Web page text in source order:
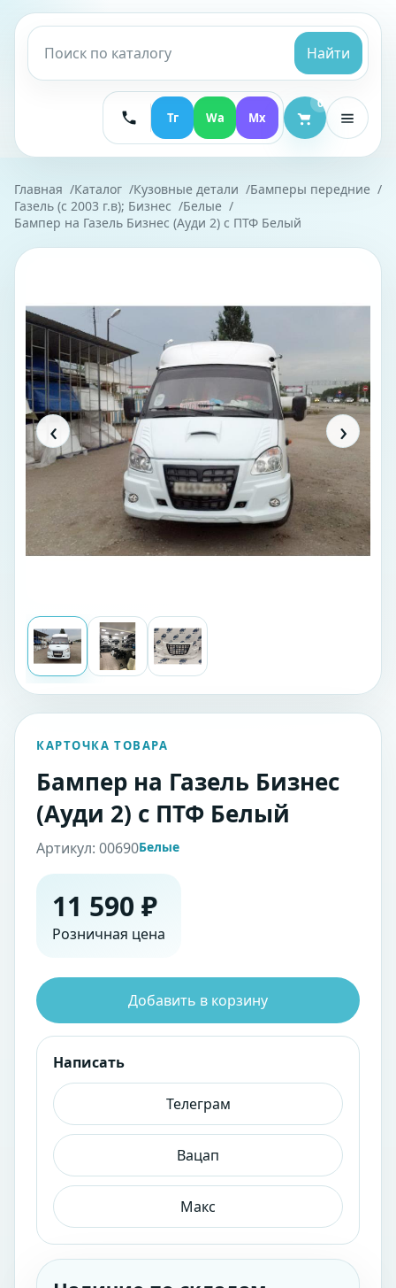
Найти
Тг Wa Mx
0
Главная Каталог Кузовные детали
Бамперы передние
Газель (с 2003 г.в); Бизнес
Белые
Бампер на Газель Бизнес (Ауди 2) с ПТФ Белый
‹ ›
КАРТОЧКА ТОВАРА
Бампер на Газель Бизнес
(Ауди 2) с ПТФ Белый
Артикул: 00690Белые
11 590 ₽
Розничная цена
Добавить в корзину
Написать
Телеграм
Вацап
Макс